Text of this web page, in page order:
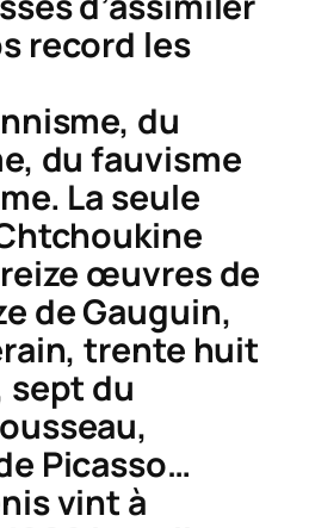
record les
du
du fauvisme
La seule
œuvres de
de Gauguin,
trente huit
sept du
Picasso…
vint à